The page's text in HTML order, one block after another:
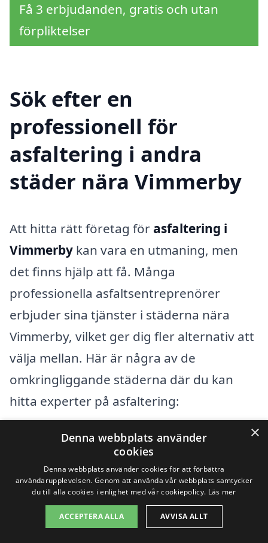
Få 3 erbjudanden, gratis och utan
förpliktelser
Sök efter en
professionell för
asfaltering i andra
städer nära Vimmerby
Att hitta rätt företag för asfaltering i
Vimmerby kan vara en utmaning, men
det finns hjälp att få. Många
professionella asfaltsentreprenörer
erbjuder sina tjänster i städerna nära
Vimmerby, vilket ger dig fler alternativ att
välja mellan. Här är några av de
omkringliggande städerna där du kan
hitta experter på asfaltering:
Hultsfred
Långserud
Glimåkra
Rumskulla
×
Denna webbplats använder
cookies
Denna webbplats använder cookies för att förbättra
användarupplevelsen. Genom att använda vår webbplats samtycker
du till alla cookies i enlighet med vår cookiepolicy. Läs mer
ACCEPTERA ALLA AVVISA ALLT